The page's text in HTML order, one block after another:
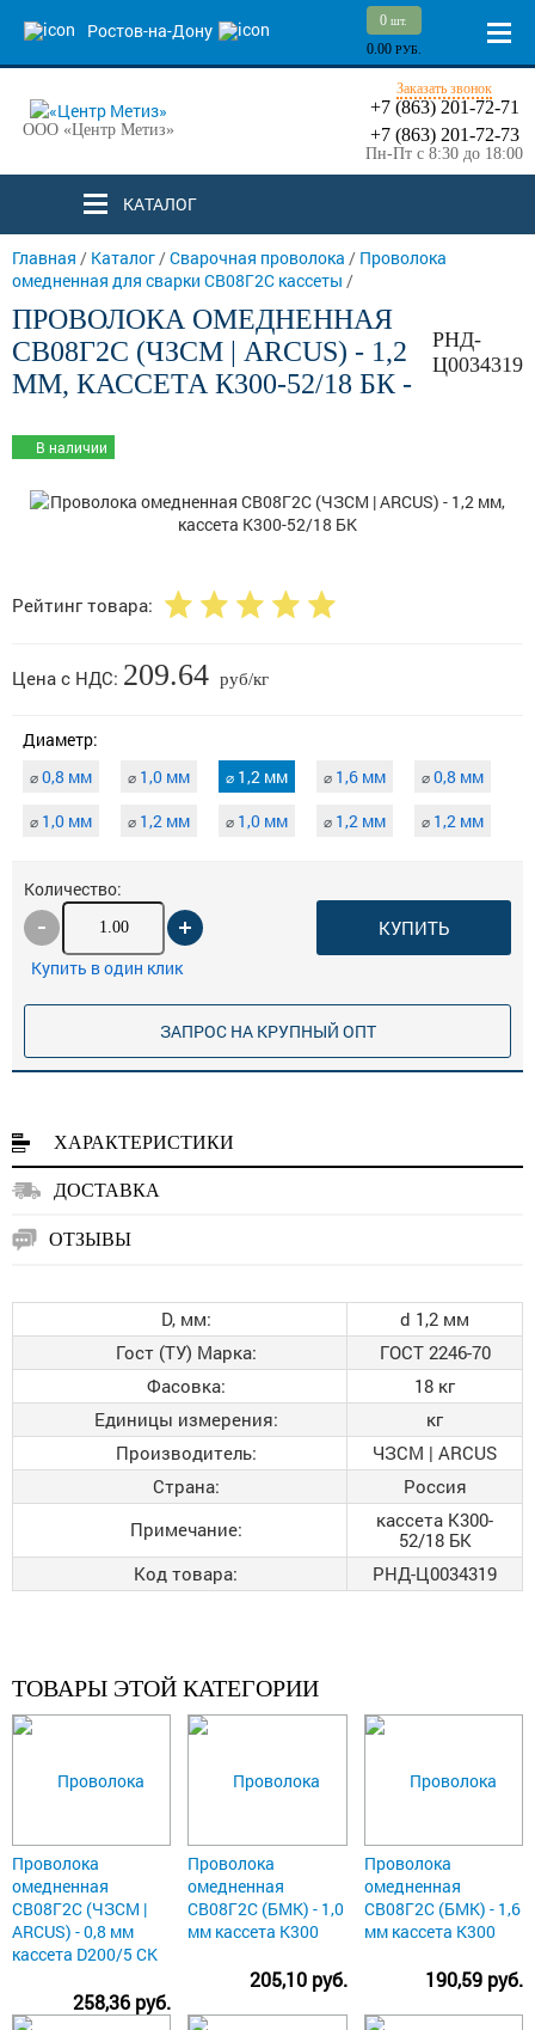
Ростов-на-Дону 0 шт.
0.00 РУБ.
ООО «Центр Метиз»
Заказать звонок
+7 (863) 201-72-71
+7 (863) 201-72-73
Пн-Пт с 8:30 до 18:00
КАТАЛОГ
Главная / Каталог/Сварочная проволока / Проволока
омедненная для сварки СВ08Г2С кассеты /
ПРОВОЛОКА ОМЕДНЕННАЯ
СВ08Г2С (ЧЗСМ | ARCUS) - 1,2
ММ, КАССЕТА К300-52/18 БК -
РНД-
Ц0034319
В наличии
Рейтинг товара:
Цена с НДС: 209.64 руб/кг
Диаметр:
⌀0,8 мм ⌀ 1,0 мм ⌀ 1,2 мм ⌀ 1,6 мм ⌀0,8 мм
⌀ 1,0 мм ⌀ 1,2 мм ⌀ 1,0 мм ⌀ 1,2 мм ⌀ 1,2 мм
Количество:
КУПИТЬ
Купить в один клик
ЗАПРОС НА КРУПНЫЙ ОПТ
ХАРАКТЕРИСТИКИ
ДОСТАВКА
ОТЗЫВЫ
D, мм:
d 1,2 мм
Гост (ТУ) Марка:
ГОСТ 2246-70
Фасовка:
18 кг
Единицы измерения:
кг
Производитель:
ЧЗСМ | ARCUS
Страна:
Россия
Примечание:
кассета К300-
52/18 БК
Код товара:
РНД-Ц0034319
ТОВАРЫ ЭТОЙ КАТЕГОРИИ
Проволока
омедненная
СВ08Г2С (ЧЗСМ |
ARCUS) - 0,8 мм
кассета D200/5 СК
258,36 руб.
Проволока
омедненная
СВ08Г2С (БМК) - 1,0
мм кассета К300
205,10 руб.
Проволока
омедненная
СВ08Г2С (БМК) - 1,6
мм кассета К300
190,59 руб.